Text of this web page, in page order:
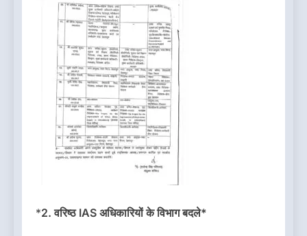
*2. वरिष्ठ IAS अधिकारियों के विभाग बदले*